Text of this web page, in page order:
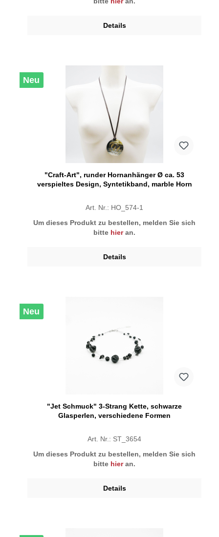
Details
Neu
"Craft-Art", runder Hornanhänger Ø ca. 53
verspieltes Design, Syntetikband, marble Horn
Art. Nr.: HO_574-1
Um dieses Produkt zu bestellen, melden Sie sich
bitte hieran.
Details
Neu
"Jet Schmuck" 3-Strang Kette, schwarze
Glasperlen, verschiedene Formen
Art. Nr.: ST_3654
Um dieses Produkt zu bestellen, melden Sie sich
bitte hieran.
Details